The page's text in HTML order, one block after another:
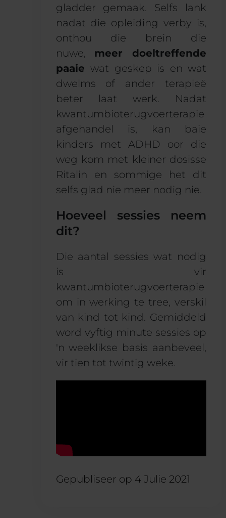
gladder gemaak. Selfs lank
nadat die opleiding verby is,
onthou die brein die
nuwe, meer doeltreffende
paaiewat geskep is en wat
dwelms of ander terapieë
beter laat werk. Nadat
kwantumbioterugvoerterapie
afgehandel is, kan baie
kinders met ADHD oor die
weg kom met kleiner dosisse
Ritalin en sommige het dit
selfs glad nie meer nodig nie.
Hoeveel sessies neem
dit?
Die aantal sessies wat nodig
is vir
kwantumbioterugvoerterapie
om in werking te tree, verskil
van kind tot kind. Gemiddeld
word vyftig minute sessies op
'n weeklikse basis aanbeveel,
vir tien tot twintig weke.
Gepubliseer op 4 Julie 2021